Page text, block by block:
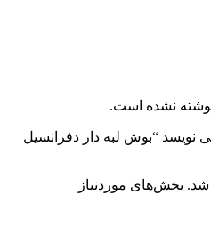
نشده است.
نویسد “بوش لبه دار دفرانسیل
شد. بخش‌های موردنیاز